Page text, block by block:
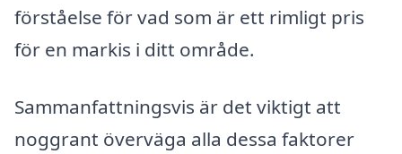
förståelse för vad som är ett rimligt pris
för en markis i ditt område.
Sammanfattningsvis är det viktigt att
noggrant överväga alla dessa faktorer